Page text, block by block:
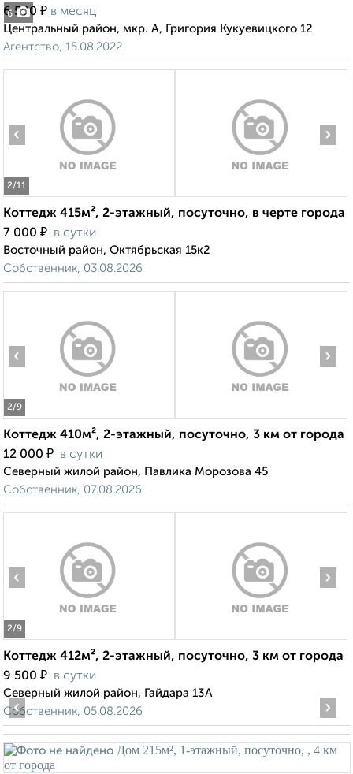
6
6 500 ₽ в месяц
Центральный район, мкр. А, Григория Кукуевицкого 12
Агентство, 15.08.2022
2/11
‹ ›
Коттедж 415м², 2-этажный, посуточно, в черте города
7 000 ₽ в сутки
Восточный район, Октябрьская 15к2
Собственник, 03.08.2026
2/9
‹ ›
Коттедж 410м², 2-этажный, посуточно, 3 км от города
12 000 ₽ в сутки
Северный жилой район, Павлика Морозова 45
Собственник, 07.08.2026
2/9
‹ ›
Коттедж 412м², 2-этажный, посуточно, 3 км от города
9 500 ₽ в сутки
Северный жилой район, Гайдара 13А
Собственник, 05.08.2026
‹ ›